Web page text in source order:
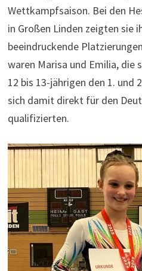
Wettkampfsaison. Bei den
in Großen Linden zeigten sie
beeindruckende
waren Marisa und Emilia, die
12 bis 13-jährigen den 1. und
sich damit direkt für den
qualifizierten.